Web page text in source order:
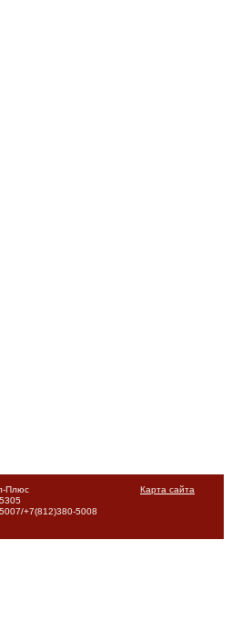
Карта сайта
Плюс
+7(812)380-5008